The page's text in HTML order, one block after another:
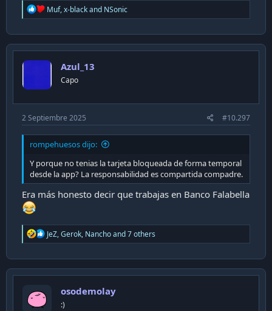
R
e
c
t
s
Muf,x-blackand NSonic
Azul_13
Capo
2 Septiembre 2025 #10.297
rompehuesos dijo:
Y porque no tenias la tarjeta bloqueada de forma temporal
desde la app? La responsabilidad es compartida compadre.
Era más honesto decir que trabajas en Banco Falabella
R
e
c
t
n
JeZ,Gerok, Nanchoand 7 others
osodemolay
:)